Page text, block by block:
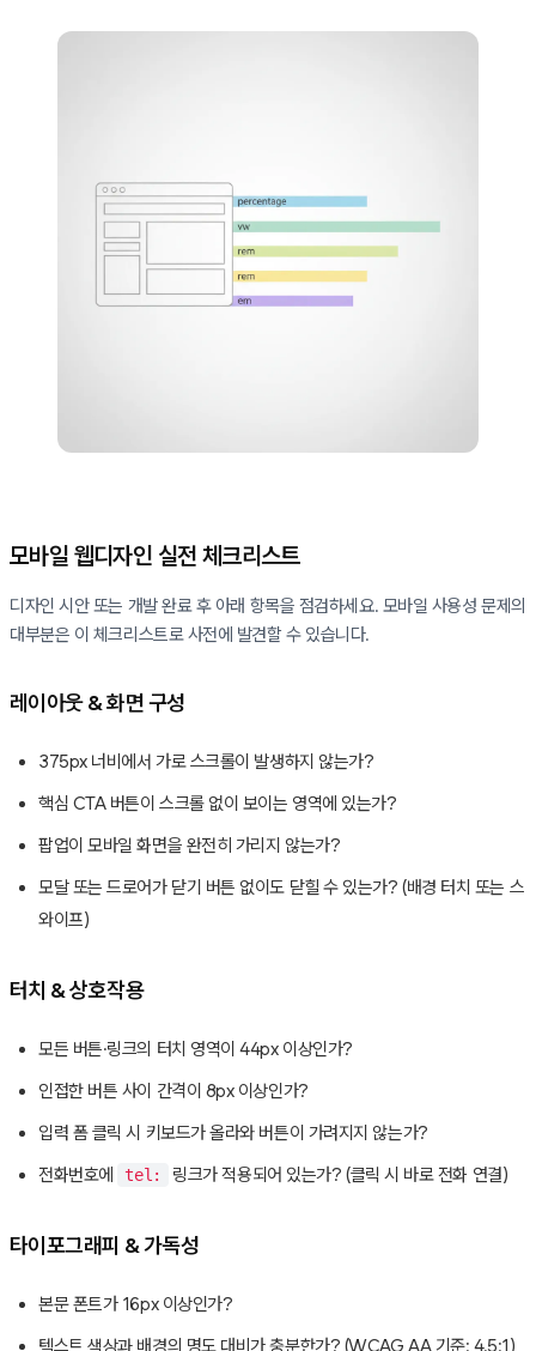
모바일 웹디자인 실전 체크리스트
디자인 시안 또는 개발 완료 후 아래 항목을 점검하세요. 모바일 사용성 문제의
대부분은 이 체크리스트로 사전에 발견할 수 있습니다.
레이아웃 & 화면 구성
375px 너비에서 가로 스크롤이 발생하지 않는가?
핵심 CTA 버튼이 스크롤 없이 보이는 영역에 있는가?
팝업이 모바일 화면을 완전히 가리지 않는가?
모달 또는 드로어가 닫기 버튼 없이도 닫힐 수 있는가? (배경 터치 또는 스
와이프)
터치 & 상호작용
모든 버튼·링크의 터치 영역이 44px 이상인가?
인접한 버튼 사이 간격이 8px 이상인가?
입력 폼 클릭 시 키보드가 올라와 버튼이 가려지지 않는가?
전화번호에
tel: 링크가 적용되어 있는가? (클릭 시 바로 전화 연결)
타이포그래피 & 가독성
본문 폰트가 16px 이상인가?
텍스트 색상과 배경의 명도 대비가 충분한가? (WCAG AA 기준: 4.5:1)